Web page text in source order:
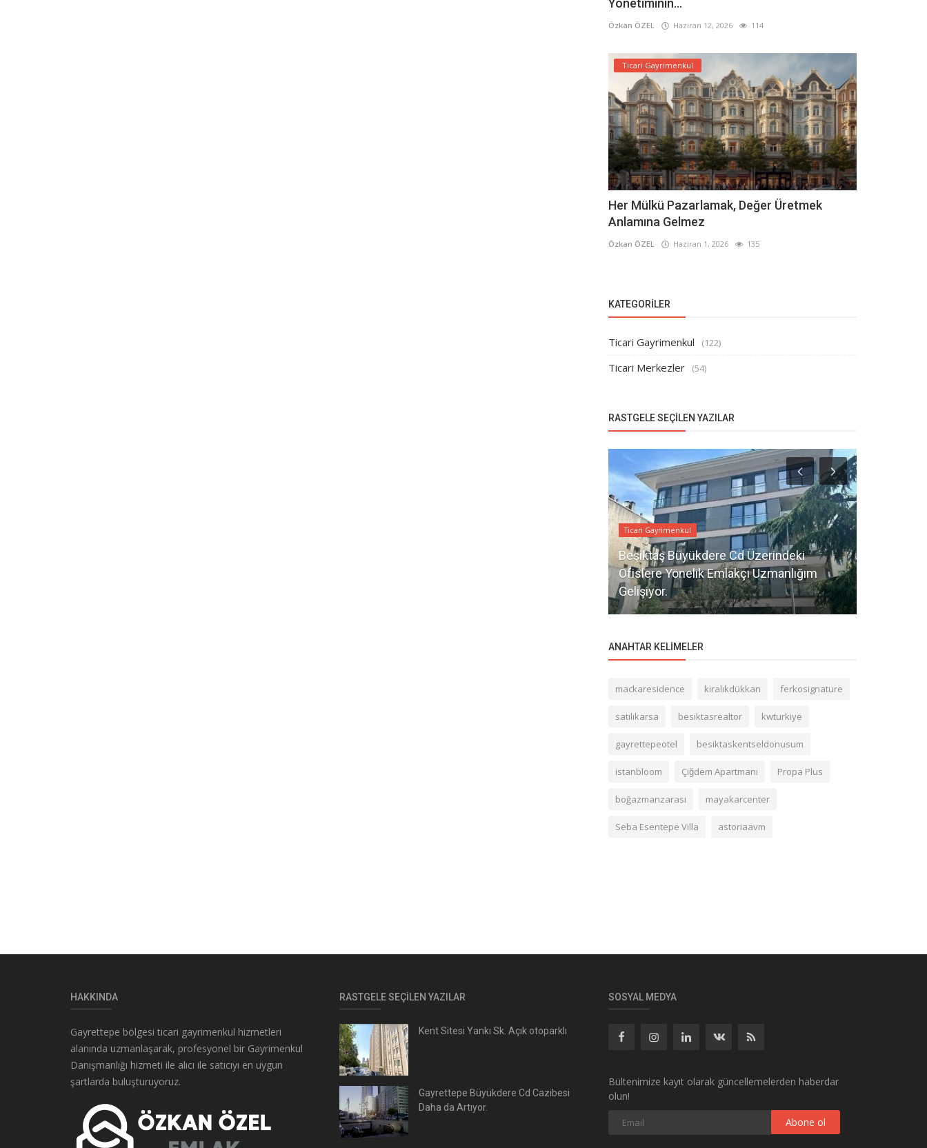
Yönetiminin...
Özkan ÖZEL Haziran 12, 2026 114
Ticari Gayrimenkul
Her Mülkü Pazarlamak, Değer Üretmek
Anlamına Gelmez
Özkan ÖZEL Haziran 1, 2026 135
KATEGORILER
Ticari Gayrimenkul (122)
Ticari Merkezler (54)
RASTGELE SEÇILEN YAZILAR
Ticari Gayrimenkul
Beşiktaş Büyükdere Cd Üzerindeki
Ofislere Yönelik Emlakçı Uzmanlığım
Gelişiyor.
ANAHTAR KELIMELER
mackaresidence kiralıkdükkan ferkosignature
satılıkarsa besiktasrealtor kwturkiye
gayrettepeotel besiktaskentseldonusum
istanbloom Çiğdem Apartmanı Propa Plus
boğazmanzarası mayakarcenter
Seba Esentepe Villa astoriaavm
HAKKINDA
Gayrettepe bölgesi ticari gayrimenkul hizmetleri
alanında uzmanlaşarak, profesyonel bir Gayrimenkul
Danışmanlığı hizmeti ile alıcı ile satıcıyı en uygun
şartlarda buluşturuyoruz.
RASTGELE SEÇILEN YAZILAR
Kent Sitesi Yankı Sk. Açık otoparklı
Gayrettepe Büyükdere Cd Cazibesi
Daha da Artıyor.
SOSYAL MEDYA
Bültenimize kayıt olarak güncellemelerden haberdar
olun!
Abone ol